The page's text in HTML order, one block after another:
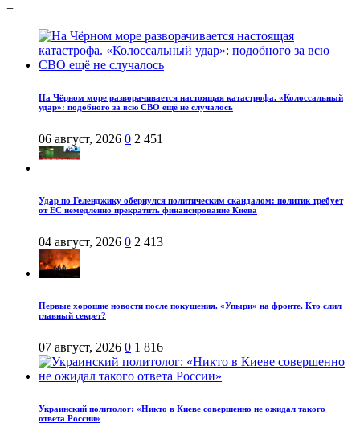
+
На Чёрном море разворачивается настоящая катастрофа. «Колоссальный
удар»: подобного за всю СВО ещё не случалось
06 август, 2026 0 2 451
Удар по Геленджику обернулся политическим скандалом: политик требует
от ЕС немедленно прекратить финансирование Киева
04 август, 2026 0 2 413
Первые хорошие новости после покушения. «Упыри» на фронте. Кто слил
главный секрет?
07 август, 2026 0 1 816
Украинский политолог: «Никто в Киеве совершенно не ожидал такого
ответа России»